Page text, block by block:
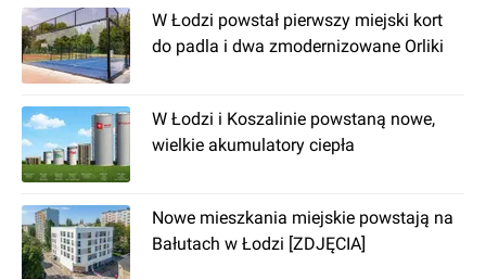
pewnością jest duża szansa na szybkie
znalezienie najemców i stabilny dochód z tego
typu inwestycji.
Ilu mieszkańców ma Łódź
Wg stanu na 31 grudnia 2020 roku w Łodzi
zameldowanych jest 667 923 osób. Gęstość
zaludnienia wynosi 2278 os./km2.
Dzielnice w Łodzi
W latach 60. XX wieku wprowadzono
W Łodzi powstał pierwszy miejski kort
do padla i dwa zmodernizowane Orliki
W Łodzi i Koszalinie powstaną nowe,
wielkie akumulatory ciepła
Nowe mieszkania miejskie powstają na
Bałutach w Łodzi [ZDJĘCIA]